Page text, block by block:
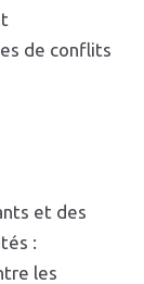
de conflits
et des
:
les